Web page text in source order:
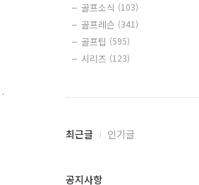
골프소식 (103)
골프레슨 (341)
골프팁 (595)
시리즈 (123)
최
과
최근글 인기글
공지사항